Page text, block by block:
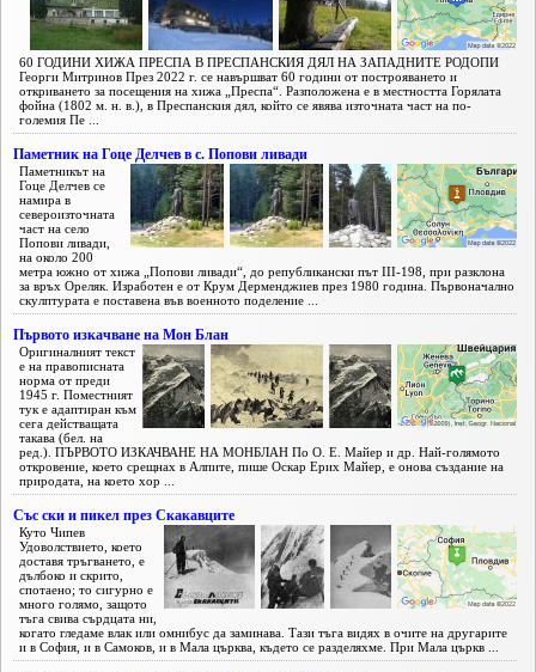
60 ГОДИНИ ХИЖА ПРЕСПА В ПРЕСПАНСКИЯ ДЯЛ НА ЗАПАДНИТЕ РОДОПИ
Георги Митринов През 2022 г. се навършват 60 години от построяването и
откриването за посещения на хижа „Преспа“. Разположена е в местността Горялата
фойна (1802 м. н. в.), в Преспанския дял, който се явява източната част на по-
големия Пе ...
Паметник на Гоце Делчев в с. Попови ливади
Паметникът на
Гоце Делчев се
намира в
североизточната
част на село
Попови ливади,
на около 200
метра южно от хижа „Попови ливади“, до републикански път III-198, при разклона
за връх Ореляк. Изработен е от Крум Дерменджиев през 1980 година. Първоначално
скулптурата е поставена във военното поделение ...
Първото изкачване на Мон Блан
Оригиналният текст
е на правописната
норма от преди
1945 г. Поместният
тук е адаптиран към
сега действащата
такава (бел. на
ред.). ПЪРВОТО ИЗКАЧВАНЕ НА МОНБЛАН По О. Е. Майер и др. Най-голямото
откровение, което срещнах в Алпите, пише Оскар Ерих Майер, е онова създание на
природата, на което хор ...
Със ски и пикел през Скакавците
Куто Чипев
Удоволствието, което
доставя тръгването, е
дълбоко и скрито,
спотаено; то сигурно е
много голямо, защото
тъга свива сърдцата ни,
когато гледаме влак или омнибус да заминава. Тази тъга видях в очите на другарите
и в София, и в Самоков, и в Мала църква, където се разделяхме. При Мала църкв ...